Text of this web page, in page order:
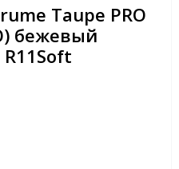
Taupe PRO
бежевый